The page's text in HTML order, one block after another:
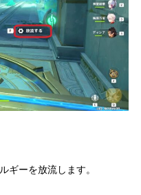
ギーを放流します。